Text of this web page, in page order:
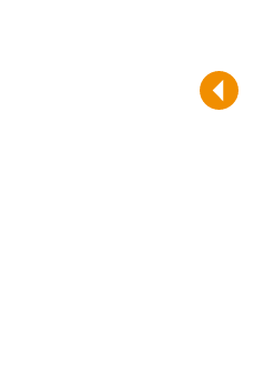
spricht im Interview anlässlich